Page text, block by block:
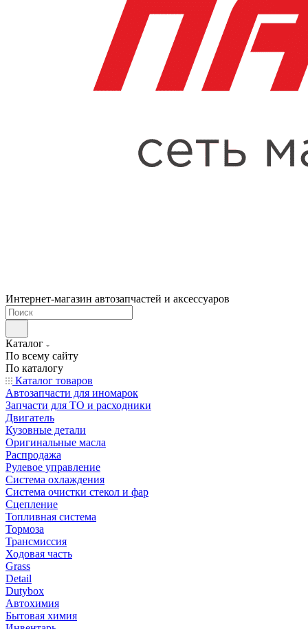
Интернет-магазин автозапчастей и аксессуаров
Каталог
По всему сайту
По каталогу
Каталог товаров
Автозапчасти для иномарок
Запчасти для ТО и расходники
Двигатель
Кузовные детали
Оригинальные масла
Распродажа
Рулевое управление
Система охлаждения
Система очистки стекол и фар
Сцепление
Топливная система
Тормоза
Трансмиссия
Ходовая часть
Grass
Detail
Dutybox
Автохимия
Бытовая химия